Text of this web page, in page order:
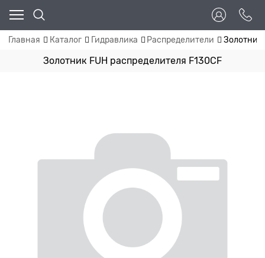
Главная Каталог Гидравлика Распределители Золотник
Золотник FUH распределителя F130CF